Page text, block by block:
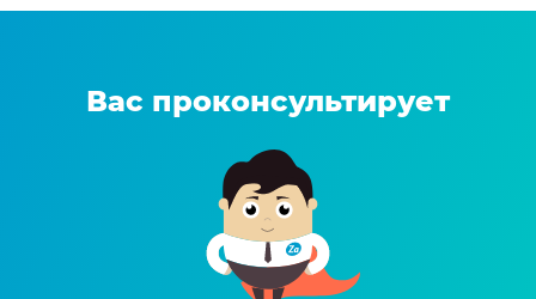
Вас проконсультирует